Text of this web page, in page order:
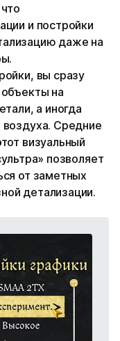
и постройки
даже на
вы сразу
на
а иногда
Средние
визуальный
позволяет
от заметных
детализации.